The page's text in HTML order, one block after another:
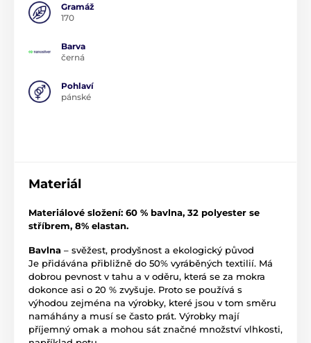
Gramáž
170
Barva
černá
Pohlaví
pánské
Materiál
Materiálové složení: 60 % bavlna, 32 polyester se
stříbrem, 8% elastan.
Bavlna – svěžest, prodyšnost a ekologický původ
Je přidávána přibližně do 50% vyráběných textilií. Má
dobrou pevnost v tahu a v oděru, která se za mokra
dokonce asi o 20 % zvyšuje. Proto se používá s
výhodou zejména na výrobky, které jsou v tom směru
namáhány a musí se často prát. Výrobky mají
příjemný omak a mohou sát značné množství vlhkosti,